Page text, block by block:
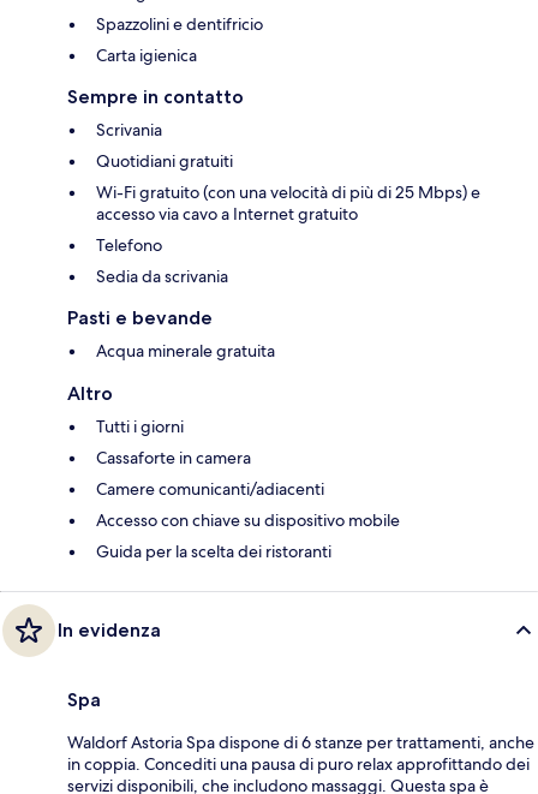
Spazzolini e dentifricio
Carta igienica
Sempre in contatto
Scrivania
Quotidiani gratuiti
Wi-Fi gratuito (con una velocità di più di 25 Mbps) e
accesso via cavo a Internet gratuito
Telefono
Sedia da scrivania
Pasti e bevande
Acqua minerale gratuita
Altro
Tutti i giorni
Cassaforte in camera
Camere comunicanti/adiacenti
Accesso con chiave su dispositivo mobile
Guida per la scelta dei ristoranti
In evidenza
Spa
Waldorf Astoria Spa dispone di 6 stanze per trattamenti, anche
in coppia. Concediti una pausa di puro relax approfittando dei
servizi disponibili, che includono massaggi. Questa spa è